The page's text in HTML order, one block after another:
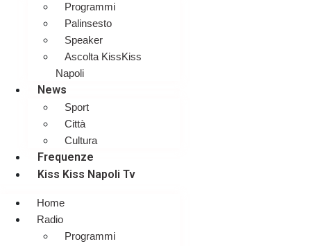
Programmi
Palinsesto
Speaker
Ascolta KissKiss
Napoli
News
Sport
Città
Cultura
Frequenze
Kiss Kiss Napoli Tv
Home
Radio
Programmi